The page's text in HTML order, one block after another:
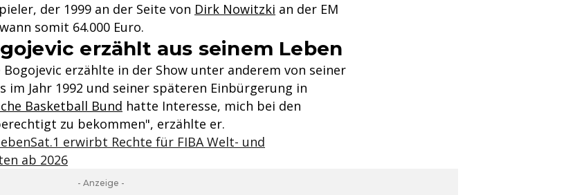
der 1999 an der Seite von Dirk Nowitzki an der EM
somit 64.000 Euro.
erzählt aus seinem Leben
erzählte in der Show unter anderem von seiner
im Jahr 1992 und seiner späteren Einbürgerung in
Basketball Bund hatte Interesse, mich bei den
zu bekommen", erzählte er.
erwirbt Rechte für FIBA Welt- und
ab 2026
- Anzeige -